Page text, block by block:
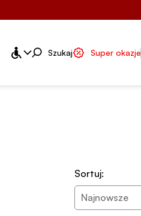
Szukaj Super okazje
Sortuj:
Najnowsze